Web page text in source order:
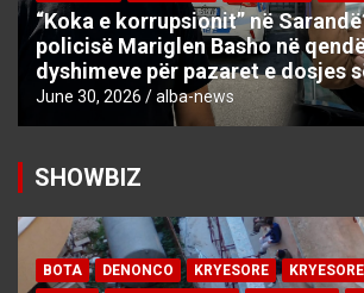
“Koka e korrupsionit” në
policisë Mariglen Basho në
dyshimeve për pazaret e dosjes
June 30, 2026 alba-news
SHOWBIZ
BOTA DENONCO KRYESORE KRYESORE